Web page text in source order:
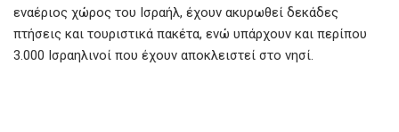
εναέριος χώρος του Ισραήλ, έχουν ακυρωθεί δεκάδες
πτήσεις και τουριστικά πακέτα, ενώ υπάρχουν και περίπου
3.000 Ισραηλινοί που έχουν αποκλειστεί στο νησί.